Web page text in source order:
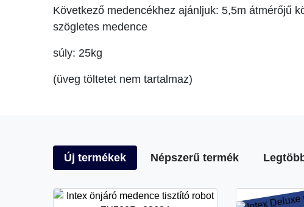
Következő medencékhez ajánljuk: 5,5m átmérőjű
szögletes medence
súly: 25kg
(üveg töltetet nem tartalmaz)
Új termékek Népszerű termék